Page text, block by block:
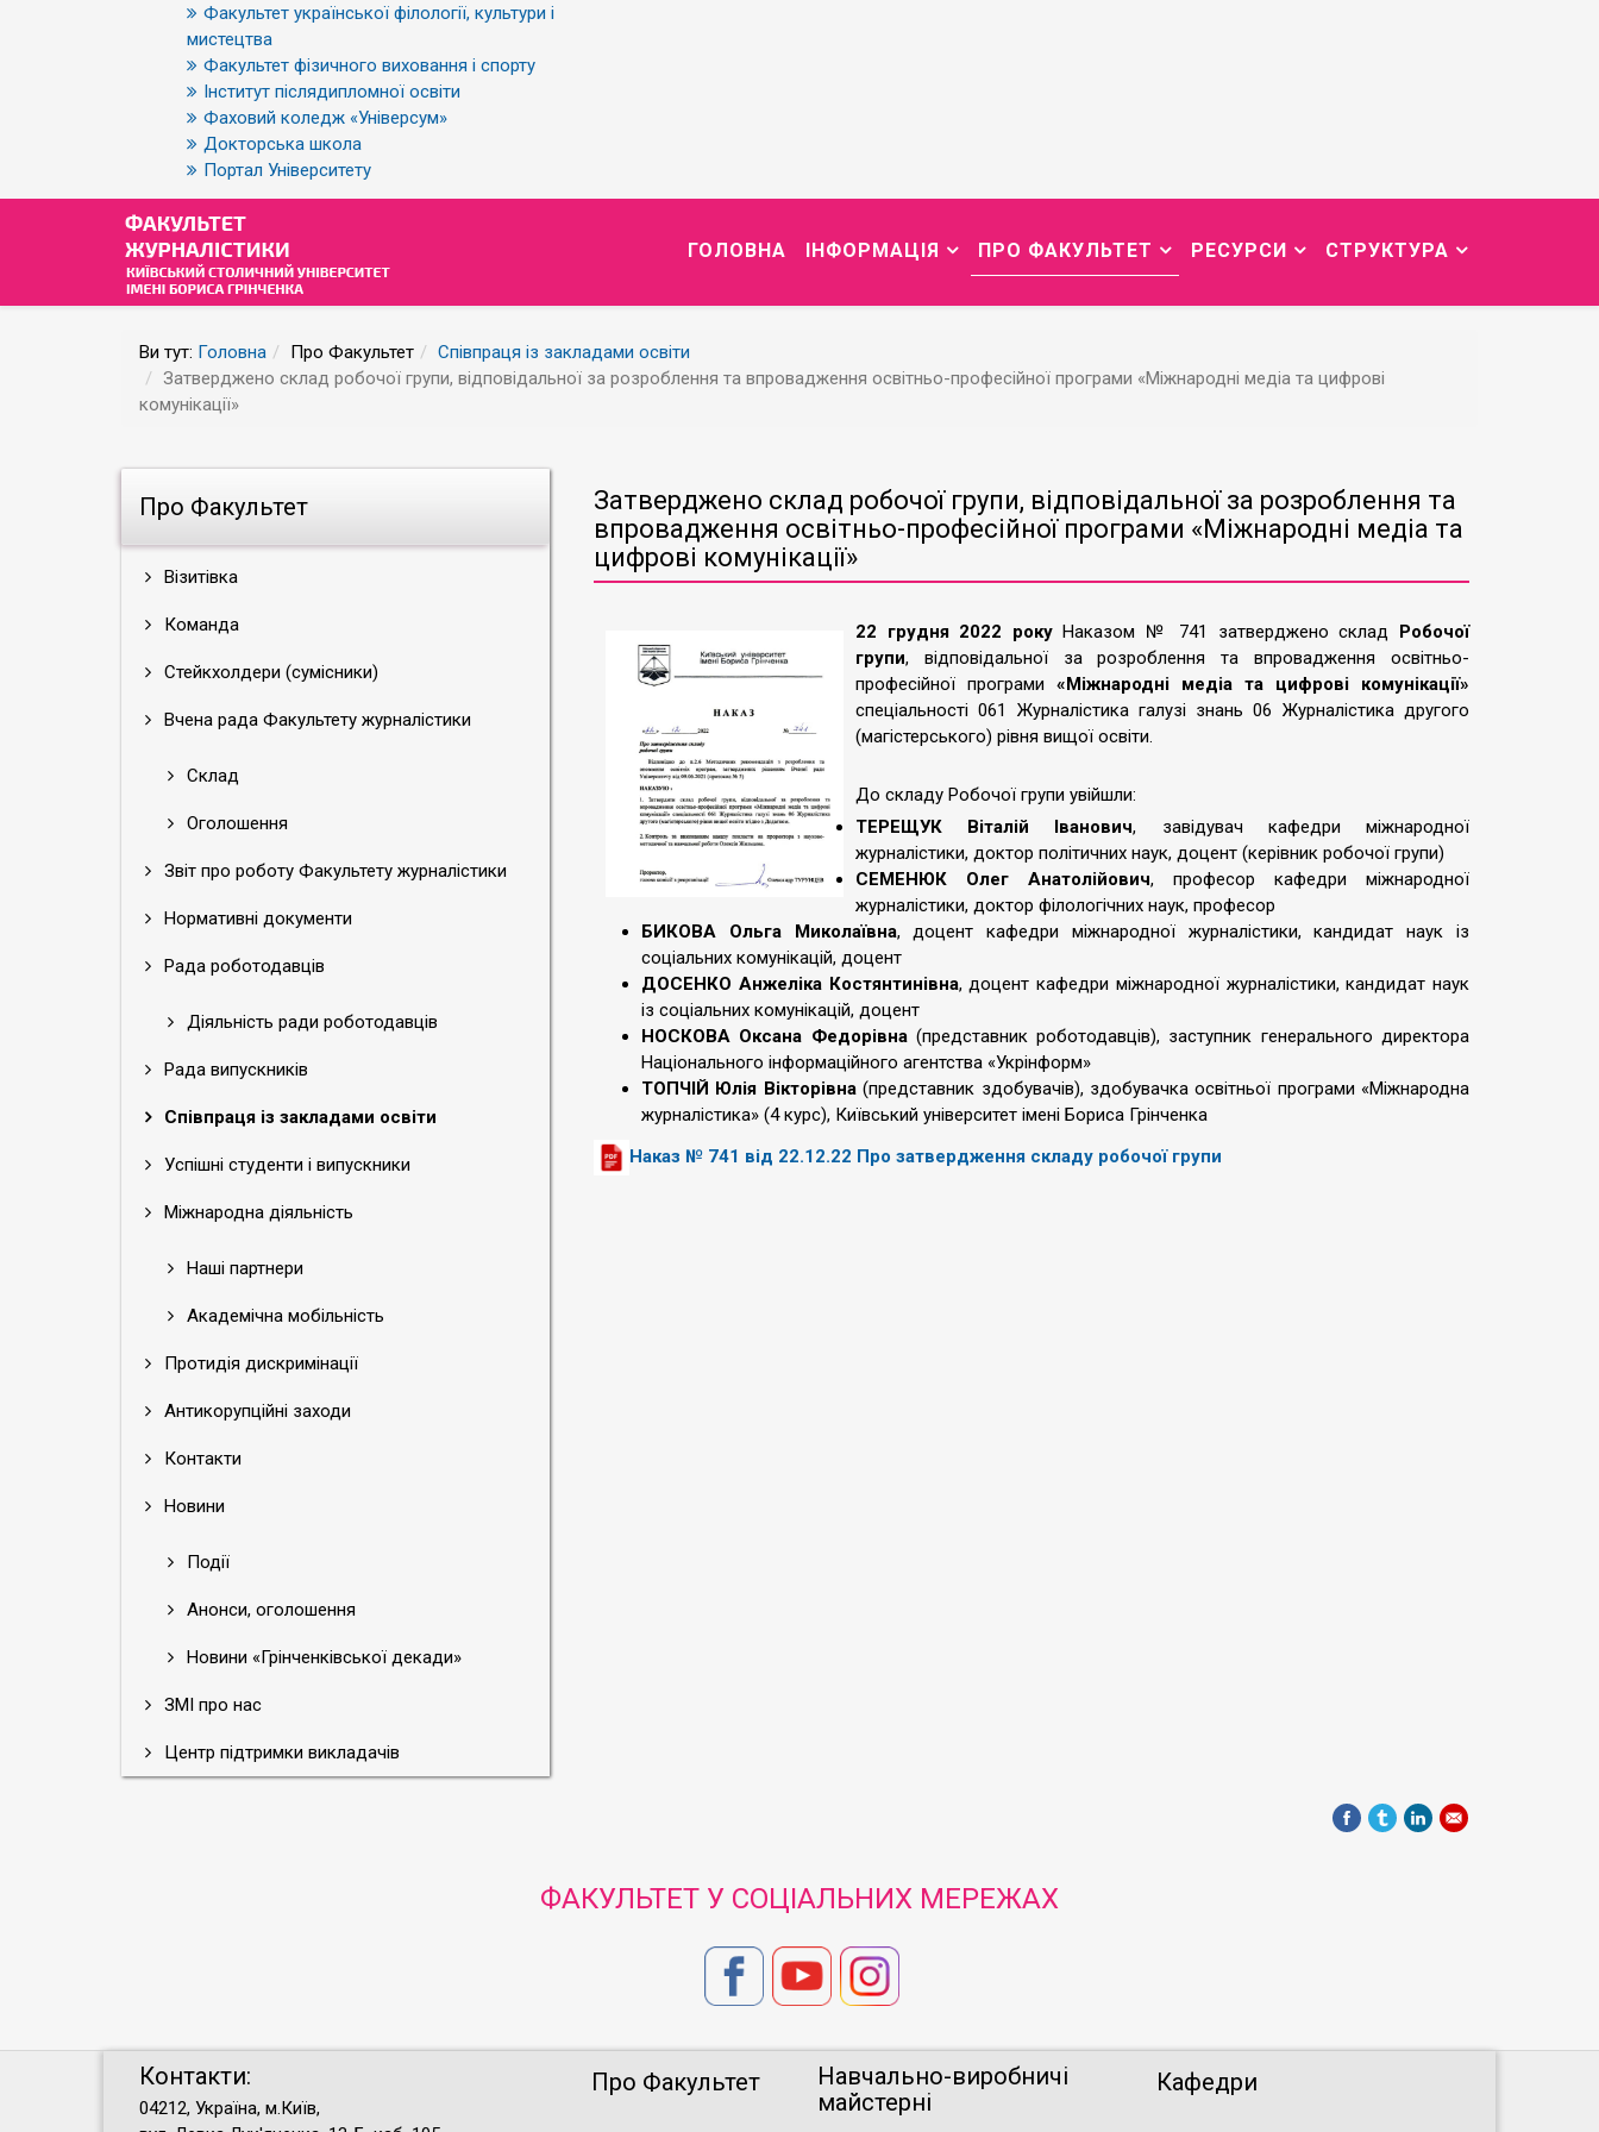
Факультет української філології, культури і
мистецтва
Факультет фізичного виховання і спорту
Інститут післядипломної освіти
Фаховий коледж «Універсум»
Докторська школа
Портал Університету
ГОЛОВНА ІНФОРМАЦІЯ ПРО ФАКУЛЬТЕТ РЕСУРСИ СТРУКТУРА
Ви тут: Головна Про Факультет
Співпраця із закладами освіти
Затверджено склад робочої групи, відповідальної за розроблення та впровадження освітньо-професійної програми «Міжнародні медіа та цифрові
комунікації»
Про Факультет
Візитівка
Команда
Стейкхолдери (сумісники)
Вчена рада Факультету журналістики
Склад
Оголошення
Звіт про роботу Факультету журналістики
Нормативні документи
Рада роботодавців
Діяльність ради роботодавців
Рада випускників
Співпраця із закладами освіти
Успішні студенти і випускники
Міжнародна діяльність
Наші партнери
Академічна мобільність
Протидія дискримінації
Антикорупційні заходи
Контакти
Новини
Події
Анонси, оголошення
Новини «Грінченківської декади»
ЗМІ про нас
Центр підтримки викладачів
Затверджено склад робочої групи, відповідальної за розроблення та
впровадження освітньо-професійної програми «Міжнародні медіа та
цифрові комунікації»
22 грудня 2022 рокуНаказом № 741 затверджено склад Робочої
групи, відповідальної за розроблення та впровадження освітньо-
професійної програми «Міжнародні медіа та цифрові комунікації»
спеціальності 061 Журналістика галузі знань 06 Журналістика другого
(магістерського) рівня вищої освіти.
До складу Робочої групи увійшли:
ТЕРЕЩУК Віталій Іванович, завідувач кафедри міжнародної
журналістики, доктор політичних наук, доцент (керівник робочої групи)
СЕМЕНЮК Олег Анатолійович, професор кафедри міжнародної
журналістики, доктор філологічних наук, професор
БИКОВА Ольга Миколаївна, доцент кафедри міжнародної журналістики, кандидат наук із
соціальних комунікацій, доцент
ДОСЕНКО Анжеліка Костянтинівна, доцент кафедри міжнародної журналістики, кандидат наук
із соціальних комунікацій, доцент
НОСКОВА Оксана Федорівна(представник роботодавців), заступник генерального директора
Національного інформаційного агентства «Укрінформ»
ТОПЧІЙ Юлія Вікторівна(представник здобувачів), здобувачка освітньої програми «Міжнародна
журналістика» (4 курс), Київський університет імені Бориса Грінченка
Наказ № 741 від 22.12.22 Про затвердження складу робочої групи
ФАКУЛЬТЕТ У СОЦІАЛЬНИХ МЕРЕЖАХ
Контакти:
04212, Україна, м.Київ,
Про Факультет
Навчально-виробничі
майстерні
Кафедри